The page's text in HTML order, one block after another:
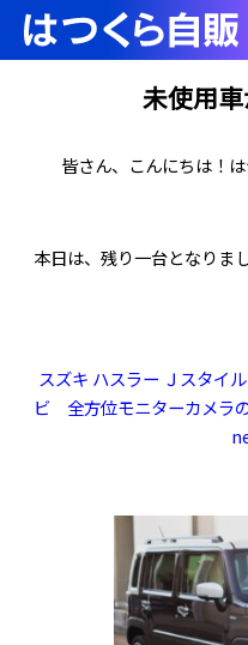
未使用
皆さん、こんにちは！
本日は、残り一台となりま
スズキ ハスラー Ｊスタ
ビ 全方位モニターカメラ